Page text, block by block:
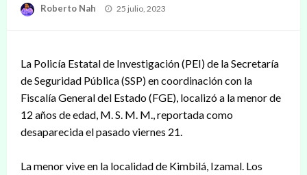
Roberto Nah
Publicado
25 julio, 2023
La Policía Estatal de Investigación (PEI) de la Secretaría
de Seguridad Pública (SSP) en coordinación con la
Fiscalía General del Estado (FGE), localizó a la menor de
12 años de edad, M. S. M. M., reportada como
desaparecida el pasado viernes 21.
La menor vive en la localidad de Kimbilá, Izamal. Los